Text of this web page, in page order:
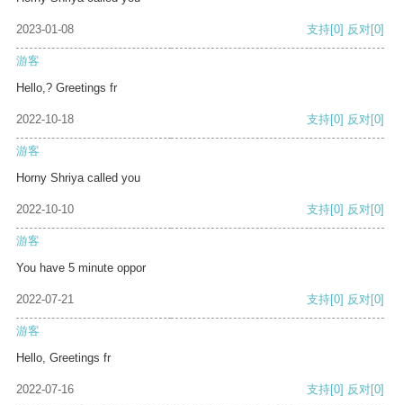
2023-01-08 支持[0] 反对[0]
游客
Hello,? Greetings fr
2022-10-18 支持[0] 反对[0]
游客
Horny Shriya called you
2022-10-10 支持[0] 反对[0]
游客
You have 5 minute oppor
2022-07-21 支持[0] 反对[0]
游客
Hello, Greetings fr
2022-07-16 支持[0] 反对[0]